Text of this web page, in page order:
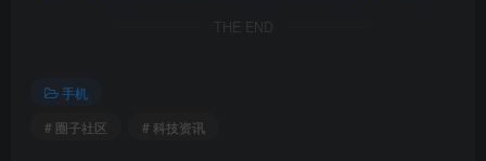
THE END
手机
# 圈子社区
# 科技资讯